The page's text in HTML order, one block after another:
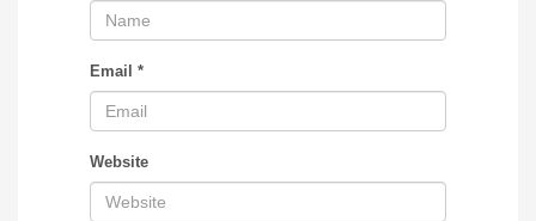
Email *
Website